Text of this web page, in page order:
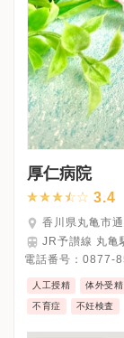
厚仁病院
3.4
香川県丸亀市
JR予讃線 丸亀
電話番号： 0877-
人工授精 体外受精
不育症 不妊検査